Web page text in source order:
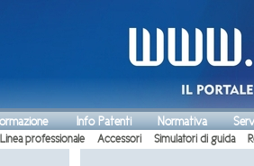
Info Patenti Normativa
Linea professionale Accessori Simulatori di guida